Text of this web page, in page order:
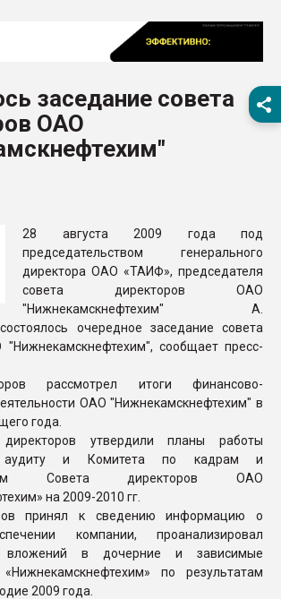
28.07.2026
первый план в
28.07.2026
ситуацией на
Всё, что касается
заседание совета
ОАО
28 августа 2009 года под
председательством генерального
директора ОАО «ТАИФ», председателя
совета директоров ОАО
"Нижнекамскнефтехим" А.
очередное заседание совета
сообщает пресс-
рассмотрел итоги финансово-
ОАО "Нижнекамскнефтехим" в
года.
утвердили планы работы
аудиту и Комитета по кадрам и
Совета директоров ОАО
на 2009-2010 гг.
принял к сведению информацию о
компании, проанализировал
вложений в дочерние и зависимые
по результатам
2009 года.